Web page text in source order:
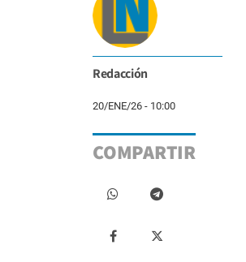
Redacción
20/ENE/26 - 10:00
COMPARTIR